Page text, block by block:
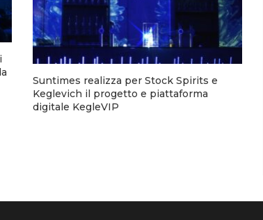
Suntimes realizza per Stock Spirits e
Keglevich il progetto e piattaforma
digitale KegleVIP